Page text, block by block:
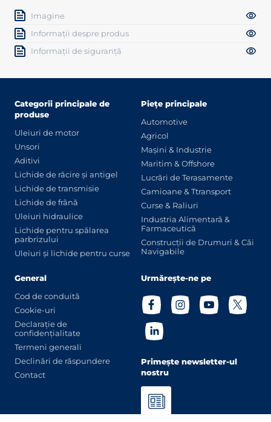
Imagine
Informații despre produs
Informații de siguranță
Categorii principale de
produse
Uleiuri de motor
Unsori
Aditivi
Lichide de răcire și antigel
Lichide de transmisie
Lichide de frână
Uleiuri hidraulice
Lichide pentru spălarea
parbrizului
Uleiuri și lichide pentru curse
Piețe principale
Automotive
Agricol
Mașini & Industrie
Maritim & Offshore
Lucrări de Terasamente
Camioane & Ttransport
Curse & Raliuri
Industria Alimentară &
Farmaceutică
Construcții de Drumuri & Căi
Navigabile
General
Cod de conduită
Cookie-uri
Declarație de
confidențialitate
Termeni generali
Declinări de răspundere
Contact
Urmărește-ne pe
Primește newsletter-ul
nostru